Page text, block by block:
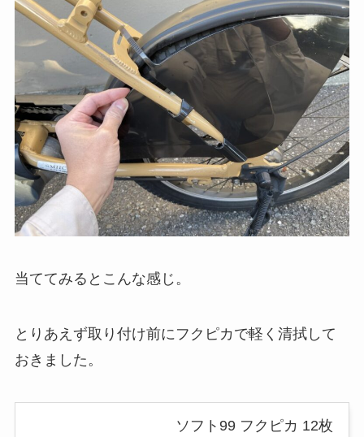
当ててみるとこんな感じ。
とりあえず取り付け前にフクピカで軽く清拭して
おきました。
ソフト99 フクピカ 12枚